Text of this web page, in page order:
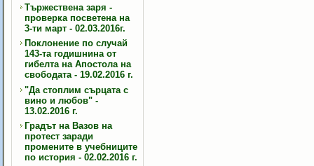
Тържествена заря -
проверка посветена на
3-ти март - 02.03.2016г.
Поклонение по случай
143-та годишнина от
гибелта на Апостола на
свободата - 19.02.2016 г.
"Да стоплим сърцата с
вино и любов" -
13.02.2016 г.
Градът на Вазов на
протест заради
промените в учебниците
по история - 02.02.2016 г.